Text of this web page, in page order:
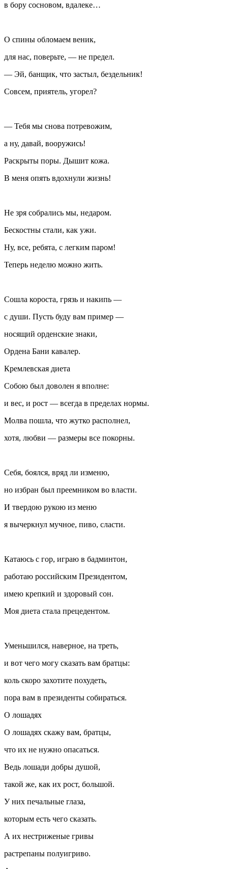
в бору сосновом, вдалеке…
О спины обломаем веник,
для нас, поверьте, — не предел.
— Эй, банщик, что застыл, бездельник!
Совсем, приятель, угорел?
— Тебя мы снова потревожим,
а ну, давай, вооружись!
Раскрыты поры. Дышит кожа.
В меня опять вдохнули жизнь!
Не зря собрались мы, недаром.
Бескостны стали, как ужи.
Ну, все, ребята, с легким паром!
Теперь неделю можно жить.
Сошла короста, грязь и накипь —
с души. Пусть буду вам пример —
носящий орденские знаки,
Ордена Бани кавалер.
Кремлевская диета
Собою был доволен я вполне:
и вес, и рост — всегда в пределах нормы.
Молва пошла, что жутко располнел,
хотя, любви — размеры все покорны.
Себя, боялся, вряд ли изменю,
но избран был преемником во власти.
И твердою рукою из меню
я вычеркнул мучное, пиво, сласти.
Катаюсь с гор, играю в бадминтон,
работаю российским Президентом,
имею крепкий и здоровый сон.
Моя диета стала прецедентом.
Уменьшился, наверное, на треть,
и вот чего могу сказать вам братцы:
коль скоро захотите похудеть,
пора вам в президенты собираться.
О лошадях
О лошадях скажу вам, братцы,
что их не нужно опасаться.
Ведь лошади добры душой,
такой же, как их рост, большой.
У них печальные глаза,
которым есть чего сказать.
А их нестриженые гривы
растрепаны полуигриво.